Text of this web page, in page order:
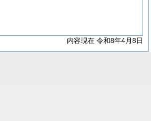
内容現在 令和8年4月8日